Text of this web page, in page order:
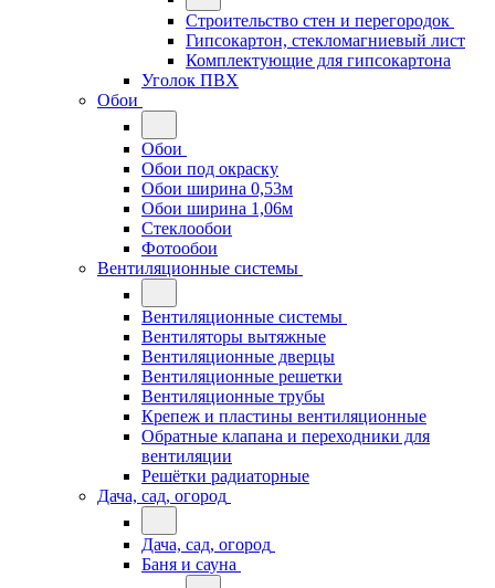
Строительство стен и перегородок
Гипсокартон, стекломагниевый лист
Комплектующие для гипсокартона
Уголок ПВХ
Обои
Обои
Обои под окраску
Обои ширина 0,53м
Обои ширина 1,06м
Стеклообои
Фотообои
Вентиляционные системы
Вентиляционные системы
Вентиляторы вытяжные
Вентиляционные дверцы
Вентиляционные решетки
Вентиляционные трубы
Крепеж и пластины вентиляционные
Обратные клапана и переходники для
вентиляции
Решётки радиаторные
Дача, сад, огород
Дача, сад, огород
Баня и сауна